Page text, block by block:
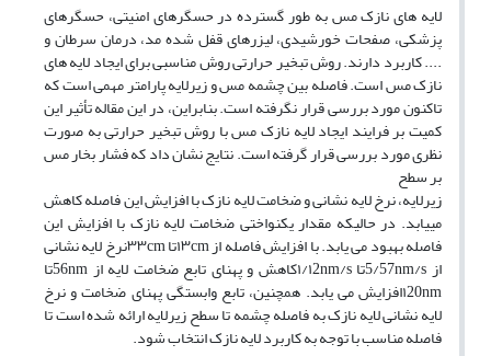
لایه های نازک مس به طور گسترده در حسگرهای امنیتی، حسگرهای
پزشکی، صفحات خورشیدی، لیزرهای قفل شده مد، درمان سرطان و
.... کاربرد دارند. روش تبخیر حرارتی روش مناسبی برای ایجاد لایه های
نازک مس است. فاصله بین چشمه مس و زیرلایه پارامتر مهمی است که
تاکنون مورد بررسی قرار نگرفته است. بنابراین، در این مقاله تأثیر این
کمیت بر فرایند ایجاد لایه نازک مس با روش تبخیر حرارتی به صورت
نظری مورد بررسی قرار گرفته است. نتایج نشان داد که فشار بخار مس
بر سطح
زیرلایه، نرخ لایه نشانی و ضخامت لایه نازک با افزایش این فاصله کاهش
مییابد. در حالیکه مقدار یکنواختی ضخامت لایه نازک با افزایش این
فاصله بهبود می یابد. با افزایش فاصله از ۱۳cmتا ۳۳cmنرخ لایه نشانی
از 5/57nm/sتا ۱/۱2nm/sکاهش و پهنای تابع ضخامت لایه از 56nmتا
۱20nmافزایش می یابد. همچنین، تابع وابستگی پهنای ضخامت و نرخ
لایه نشانی لایه نازک به فاصله چشمه تا سطح زیرلایه ارائه شده است تا
فاصله مناسب با توجه به کاربرد لایه نازک انتخاب شود.